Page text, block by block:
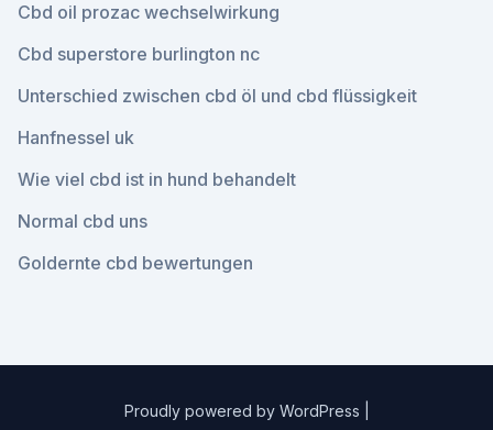
Cbd oil prozac wechselwirkung
Cbd superstore burlington nc
Unterschied zwischen cbd öl und cbd flüssigkeit
Hanfnessel uk
Wie viel cbd ist in hund behandelt
Normal cbd uns
Goldernte cbd bewertungen
Proudly powered by WordPress